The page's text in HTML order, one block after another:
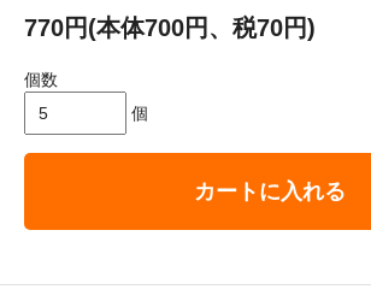
770円(本体700円、税70円)
個数
個
カートに入れる